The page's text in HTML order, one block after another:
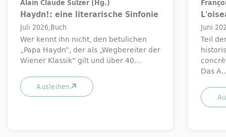
Alain Claude Sulzer (Hg.)
Haydn!: eine literarische Sinfonie
Juli 2026 Buch
Wer kennt ihn nicht, den betulichen
„Papa Haydn“, der als „Wegbereiter der
Wiener Klassik“ gilt und über 40…
Ausleihen
Juni
Teil
Das